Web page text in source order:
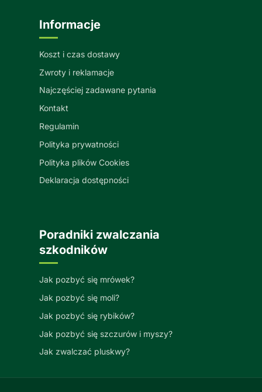
Informacje
Koszt i czas dostawy
Zwroty i reklamacje
Najczęściej zadawane pytania
Kontakt
Regulamin
Polityka prywatności
Polityka plików Cookies
Deklaracja dostępności
Poradniki zwalczania
szkodników
Jak pozbyć się mrówek?
Jak pozbyć się moli?
Jak pozbyć się rybików?
Jak pozbyć się szczurów i myszy?
Jak zwalczać pluskwy?